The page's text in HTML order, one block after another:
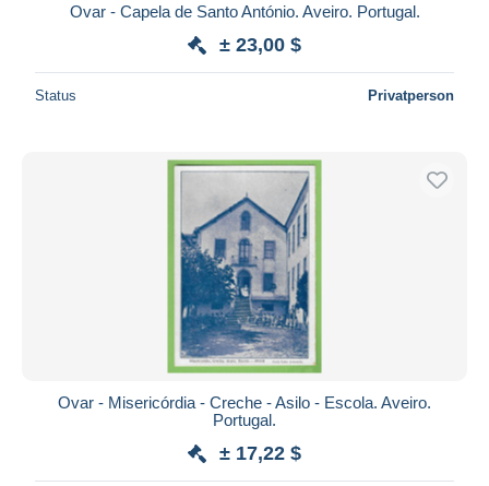
Ovar - Capela de Santo António. Aveiro. Portugal.
± 23,00 $
Status Privatperson
Ovar - Misericórdia - Creche - Asilo - Escola. Aveiro.
Portugal.
± 17,22 $